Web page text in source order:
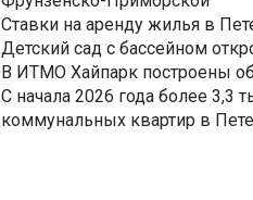
Ставки на аренду жилья в
Детский сад с бассейном
В ИТМО Хайпарк построены
С начала 2026 года более
коммунальных квартир в